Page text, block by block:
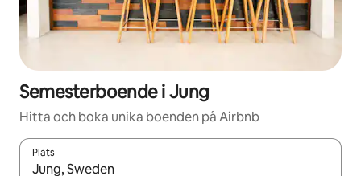
Semesterboende i Jung
Hitta och boka unika boenden på Airbnb
Plats
När resultaten är tillgängliga kan du navigera med upp- och